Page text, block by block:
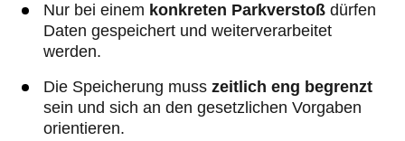
Nur bei einem konkreten Parkverstoß dürfen
Daten gespeichert und weiterverarbeitet
werden.
Die Speicherung muss zeitlich eng begrenzt
sein und sich an den gesetzlichen Vorgaben
orientieren.